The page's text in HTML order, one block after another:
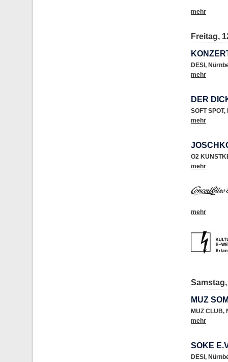
mehr
Freitag,
DESI ,
mehr
DER
SOFT SPOT,
mehr
O2
mehr
mehr
MUZ
MUZ CLUB,
mehr
SOKE
DESI ,